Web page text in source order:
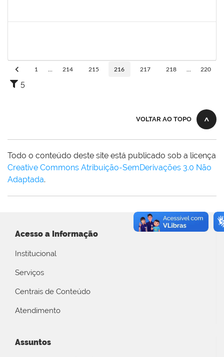
1 214 215 216 217 218 220
5
VOLTAR AO TOPO
Todo o conteúdo deste site está publicado sob a licença
Creative Commons Atribuição-SemDerivações 3.0 Não
Adaptada.
Acesso a Informação
Institucional
Serviços
Centrais de Conteúdo
Atendimento
Assuntos